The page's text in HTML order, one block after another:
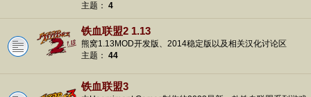
主题： 4
铁血联盟2 1.13
熊窝1.13MOD开发版、2014稳定版以及相关汉化讨论区
主题： 44
铁血联盟3